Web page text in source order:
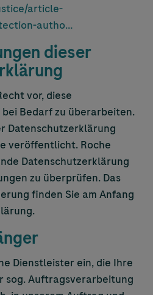
article-
autho…
dieser
vor, diese
Bedarf zu überarbeiten.
Datenschutzerklärung
veröffentlicht. Roche
Datenschutzerklärung
zu überprüfen. Das
finden Sie am Anfang
Dienstleister ein, die Ihre
sog. Auftragsverarbeitung